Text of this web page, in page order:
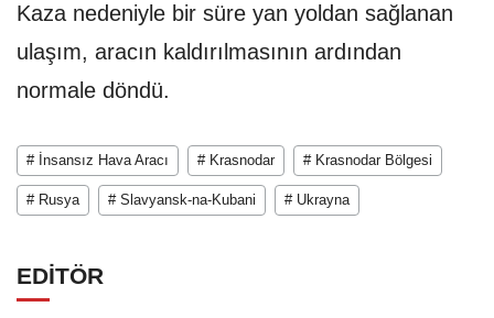
Kaza nedeniyle bir süre yan yoldan sağlanan
ulaşım, aracın kaldırılmasının ardından
normale döndü.
# İnsansız Hava Aracı # Krasnodar # Krasnodar Bölgesi
# Rusya # Slavyansk-na-Kubani # Ukrayna
EDİTÖR